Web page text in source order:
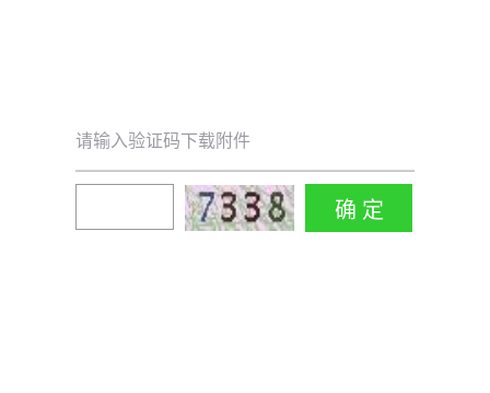
请输入验证码下载附件